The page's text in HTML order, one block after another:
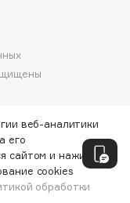
веб-аналитики
его
сайтом и нажимая
cookies
обработки